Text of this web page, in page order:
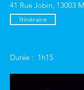
41 Rue Jobin, 13003
Itinéraire
Durée :  1h15